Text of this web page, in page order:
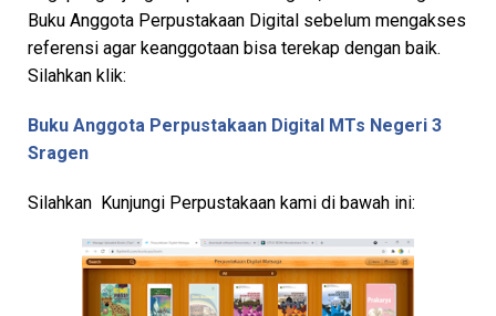
Buku Anggota Perpustakaan Digital sebelum mengakses
referensi agar keanggotaan bisa terekap dengan baik.
Silahkan klik:
Buku Anggota Perpustakaan Digital MTs Negeri 3
Sragen
Silahkan Kunjungi Perpustakaan kami di bawah ini: